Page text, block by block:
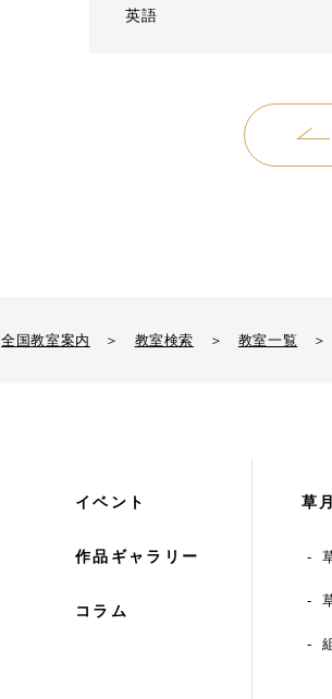
英語
全国教室案内 ＞ 教室検索 ＞ 教室一覧 ＞
イベント
作品ギャラリー
コラム
草